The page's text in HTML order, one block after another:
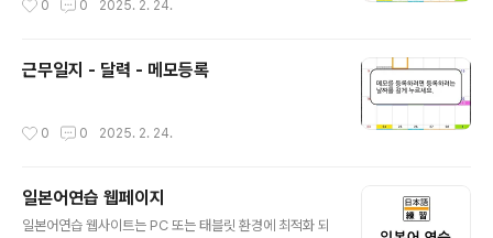
0 0 2025. 2. 24.
근무일지 - 달력 - 메모등록
0 0 2025. 2. 24.
일본어연습 웹페이지
일본어연습 웹사이트는 PC 또는 태블릿 환경에 최적화 되